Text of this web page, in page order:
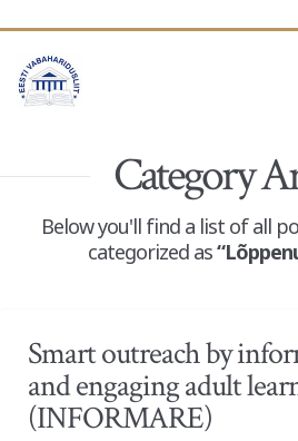
Category
Below you'll find a list of all
categorized as
Smart outreach by
and engaging adult
(INFORMARE)